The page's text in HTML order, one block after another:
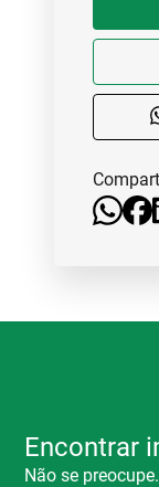
Encontrar
Não se